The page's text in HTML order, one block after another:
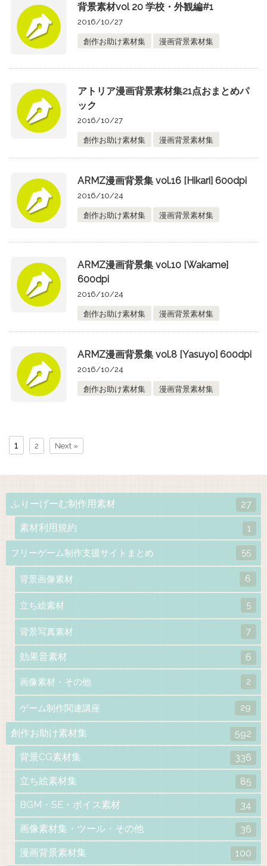
背景素材vol 20 学校・外観編#1
2016/10/27
創作お助け素材集 漫画背景素材集
アトリア漫画背景素材集21点おまとめパ
ック
2016/10/27
創作お助け素材集 漫画背景素材集
ARMZ漫画背景集 vol.16 [Hikari] 600dpi
2016/10/24
創作お助け素材集 漫画背景素材集
ARMZ漫画背景集 vol.10 [Wakame]
600dpi
2016/10/24
創作お助け素材集 漫画背景素材集
ARMZ漫画背景集 vol.8 [Yasuyo] 600dpi
2016/10/24
創作お助け素材集 漫画背景素材集
1 2 Next »
ふりーげーむ制作用素材 27
素材利用規約 1
フリーゲーム制作支援サイトまとめ 55
背景画像素材 6
立ち絵素材 5
背景写真素材 7
効果音素材 6
画像素材・その他 2
ゲーム制作関連講座 29
創作お助け素材集 592
背景CG素材集 336
立ち絵素材集 85
BGM・SE・ボイス素材 34
画像素材集・ツール・その他 36
漫画背景素材集 100